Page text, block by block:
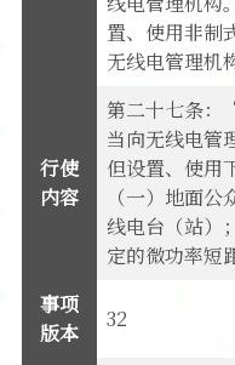
置、使用非制
无线电管理机
行使
内容
第二十七条：
当向无线电管
但设置、使用
（一）地面
线电台（站）
定的微功率短
事项
版本
32